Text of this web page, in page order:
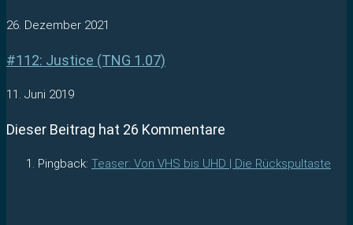
26. Dezember 2021
#112: Justice (TNG 1.07)
11. Juni 2019
Dieser Beitrag hat 26 Kommentare
Pingback: Teaser: Von VHS bis UHD | Die Rückspultaste